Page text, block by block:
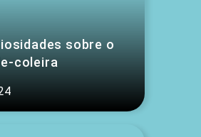
sobre o
coleira